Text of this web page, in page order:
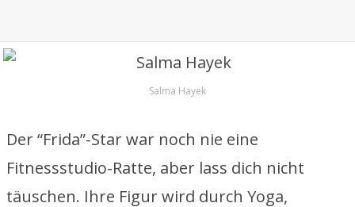
Salma Hayek
Der “Frida”-Star war noch nie eine
Fitnessstudio-Ratte, aber lass dich nicht
täuschen. Ihre Figur wird durch Yoga,